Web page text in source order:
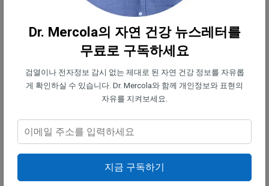
서 찾을 수 있으며 이곳에는 전 세계 약 770개의 다양
한 품종이 있습니다.
이 중 대부분은 일반 식료품점에서 구할 수는 없지만,
고급 식료품점 또는 전통 식료품점 및 농작물 직판장
에서 발견되기도 합니다.
요약
가지는 많은 미국인들에게 익숙하지 않은 식물성 식
품입니다. 사실, 최근까지도 북미에서는 가지를 자주
Dr. Mercola의 자연 건강 뉴스레터를
무료로 구독하세요
검열이나 전자정보 감시 없는 제대로 된 자연 건강 정보를 자유롭
게 확인하실 수 있습니다. Dr. Mercola와 함께 개인정보와 표현의
자유를 지켜보세요.
지금 구독하기